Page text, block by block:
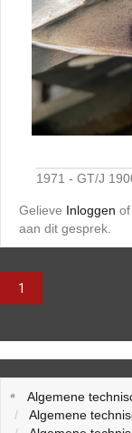
1971 - GT/J
Gelieve Inloggen of
aan dit gesprek.
1
Algemene
Algemene